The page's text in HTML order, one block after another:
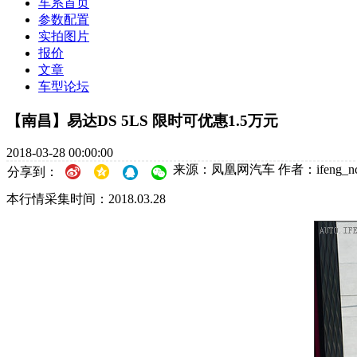
参数配置
实拍图片
报价
文章
车型论坛
【南昌】易达DS 5LS 限时可优惠1.5万元
2018-03-28 00:00:00
分享到：
来源：凤凰网汽车 作者：
本行情采集时间：2018.03.28